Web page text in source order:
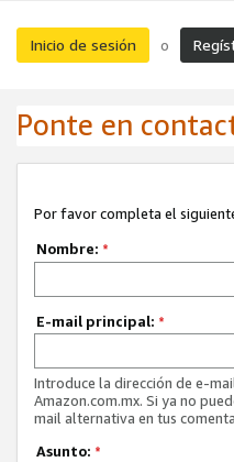
Inicio de sesión o
Ponte en
Por favor completa el
Nombre: *
E-mail principal: *
Introduce la dirección de e-
Amazon.com.mx. Si ya no
mail alternativa en tus
Asunto: *